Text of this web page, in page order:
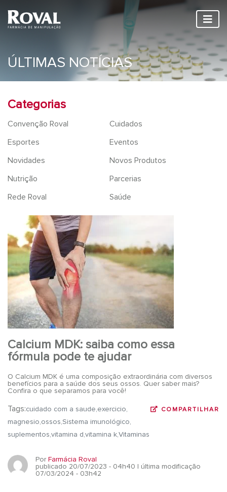
ÚLTIMAS NOTÍCIAS
Categorias
Convenção Roval
Cuidados
Esportes
Eventos
Novidades
Novos Produtos
Nutrição
Parcerias
Rede Roval
Saúde
Calcium MDK: saiba como essa
fórmula pode te ajudar
O Calcium MDK é uma composição extraordinária com diversos
benefícios para a saúde dos seus ossos. Quer saber mais?
Confira o que separamos para você!
COMPARTILHAR
Tags:cuidado com a saude exercicio
magnesio ossos Sistema imunológico
suplementos vitamina d vitamina kVitaminas
PorFarmácia Roval
publicado 20/07/2023 - 04h40 | última modificação
07/03/2024 - 03h42